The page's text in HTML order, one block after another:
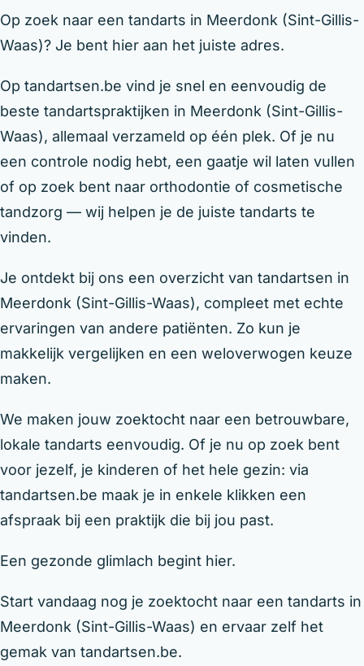
Op zoek naar een tandarts in Meerdonk (Sint-Gillis-
Waas)? Je bent hier aan het juiste adres.
Op tandartsen.be vind je snel en eenvoudig de
beste tandartspraktijken in Meerdonk (Sint-Gillis-
Waas), allemaal verzameld op één plek. Of je nu
een controle nodig hebt, een gaatje wil laten vullen
of op zoek bent naar orthodontie of cosmetische
tandzorg — wij helpen je de juiste tandarts te
vinden.
Je ontdekt bij ons een overzicht van tandartsen in
Meerdonk (Sint-Gillis-Waas), compleet met echte
ervaringen van andere patiënten. Zo kun je
makkelijk vergelijken en een weloverwogen keuze
maken.
We maken jouw zoektocht naar een betrouwbare,
lokale tandarts eenvoudig. Of je nu op zoek bent
voor jezelf, je kinderen of het hele gezin: via
tandartsen.be maak je in enkele klikken een
afspraak bij een praktijk die bij jou past.
Een gezonde glimlach begint hier.
Start vandaag nog je zoektocht naar een tandarts in
Meerdonk (Sint-Gillis-Waas) en ervaar zelf het
gemak van tandartsen.be.